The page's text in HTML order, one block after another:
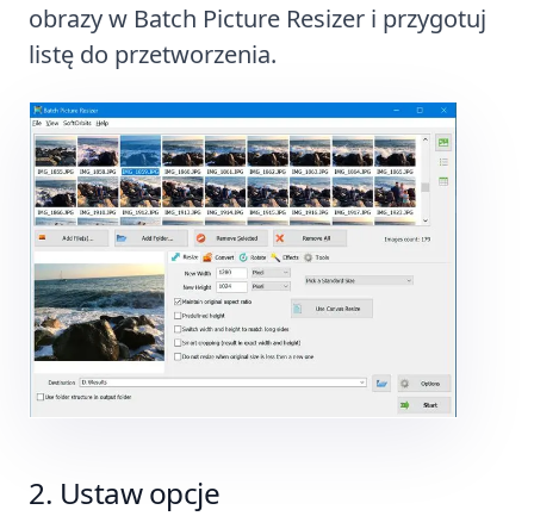
obrazy w Batch Picture Resizer i przygotuj
listę do przetworzenia.
Ustaw opcje